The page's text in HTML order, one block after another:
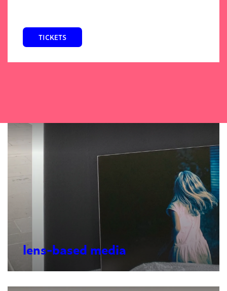
TICKETS
lens-based media